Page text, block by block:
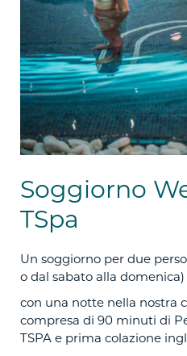
Soggiorno
TSpa
Un soggiorno per due
o dal sabato alla domenica)
con una notte nella nostra
compresa di 90 minuti di
TSPA e prima colazione